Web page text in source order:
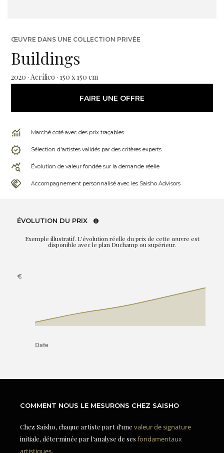
ŒUVRE DANS UNE COLLECTION PRIVÉE
Buildings
2020 · Acrílico · 150 x 150 cm
FAIRE UNE OFFRE
Marché coté avec des prix traçables
Sélection d'artistes validés par des critères experts
Évolution de valeur fondée sur la demande réelle
Accompagnement personnalisé avec les Saisho Advisors
ÉVOLUTION DU PRIX
Exemple illustratif. L'évolution réelle du prix de cette œuvre est
disponible avec le plan Duchamp ou supérieur.
COMMENT NOUS LE MESURONS CHEZ SAISHO
Chez Saisho, chaque artiste part d'une valeur de signature
initiale, déterminée par l'analyse de ses fondamentaux
artistiques.